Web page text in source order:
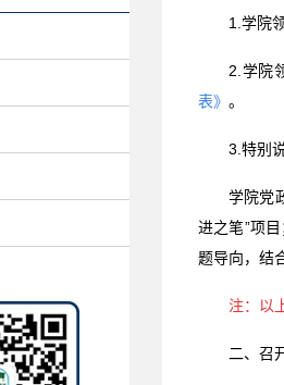
1.学院
2.学院
表》 。
3.特别
学院党
进之笔”项
题导向，结
注：以
二、召